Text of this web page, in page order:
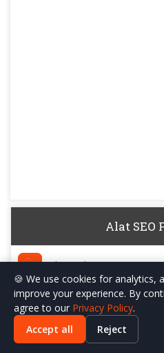
Alat SEO
Alat Audit GEO
Generator llms.txt
Detektor Konten AI
🍪 We use cookies for analytics,
improve your experience. By
agree to our Privacy Policy.
Accept all
Reject